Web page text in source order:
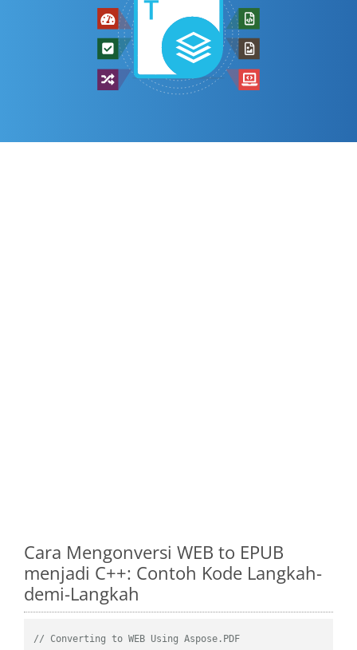
Cara Mengonversi WEB to EPUB
menjadi C++: Contoh Kode Langkah-
demi-Langkah
// Converting to WEB Using Aspose.PDF